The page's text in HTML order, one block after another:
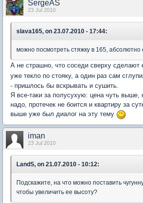
SergeAS
23 Jul 2010
slava165, on 23.07.2010 - 17:44:
можно посмотреть стяжку в 165, абсолютно
А не страшно, что соседи сверху сделают
уже текло по стояку, а один раз сам
- пришлось бы вскрывать и сушить.
Я все-таки за полусухую: цена чуть выше,
надо, протечек не боится и квартиру за
выше уже был диалог на эту тему
iman
23 Jul 2010
LandS, on 21.07.2010 - 10:12:
Подскажите, на что можно поставить
чтобы увеличить ее высоту?